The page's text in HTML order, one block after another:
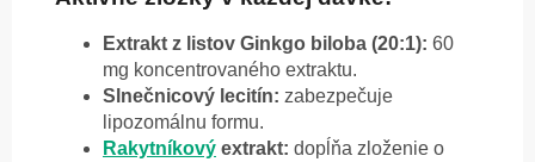
Extrakt z listov Ginkgo biloba (20:1): 60
mg koncentrovaného extraktu.
Slnečnicový lecitín: zabezpečuje
lipozomálnu formu.
Rakytníkový extrakt: dopĺňa zloženie o